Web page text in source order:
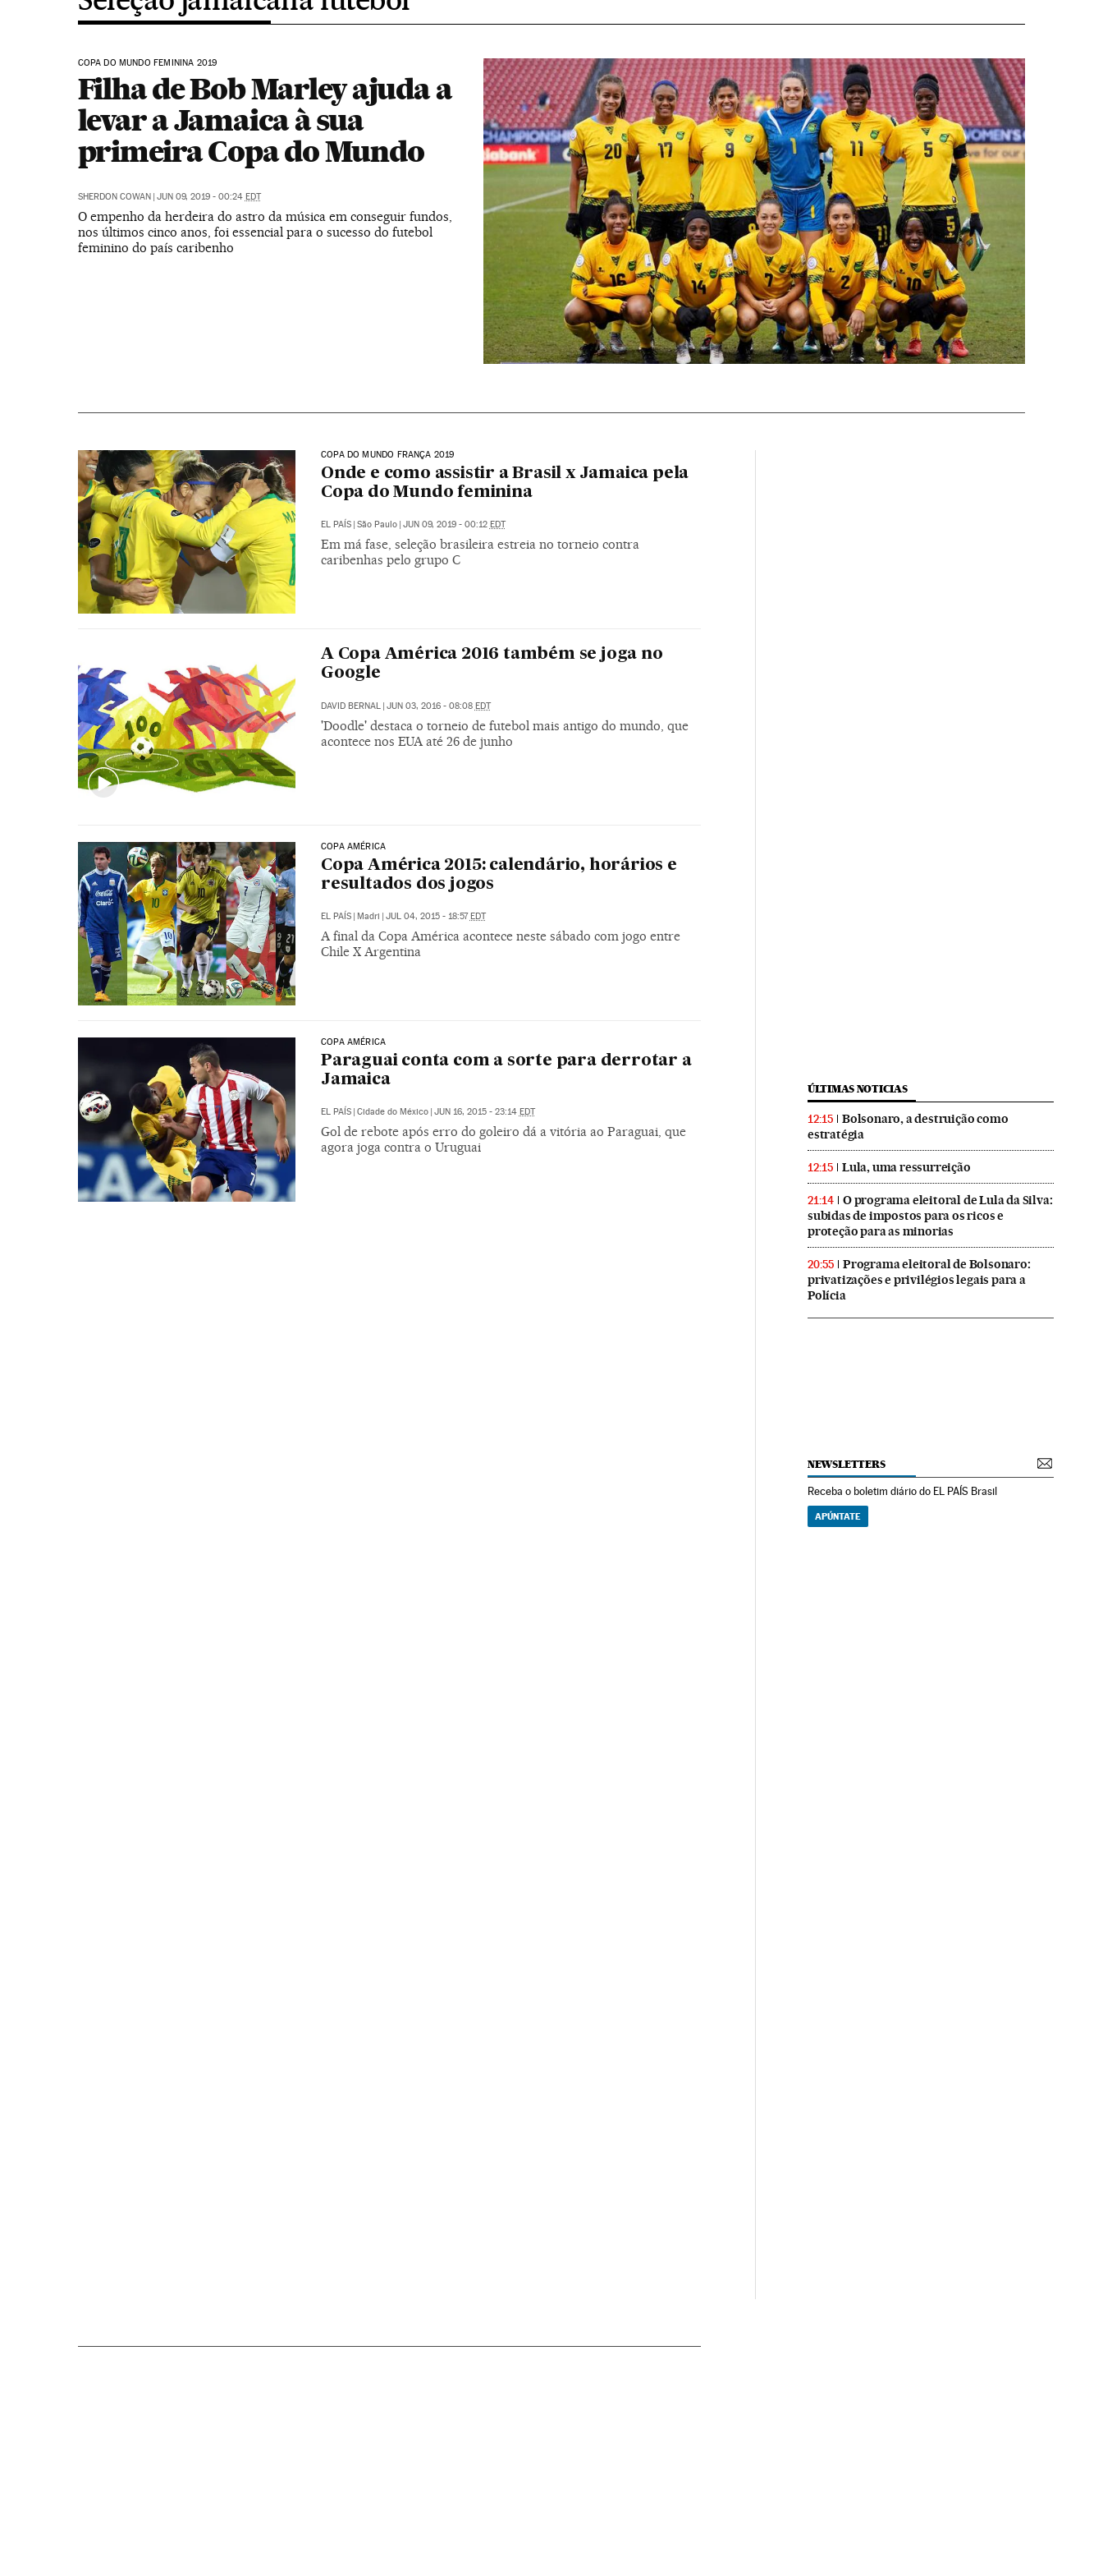
COPA DO MUNDO FEMININA 2019
Filha de Bob Marley ajuda a
levar a Jamaica à sua
primeira Copa do Mundo
SHERDON COWAN | JUN 09, 2019 - 00:24 EDT
O empenho da herdeira do astro da música em conseguir fundos,
nos últimos cinco anos, foi essencial para o sucesso do futebol
feminino do país caribenho
COPA DO MUNDO FRANÇA 2019
Onde e como assistir a Brasil x Jamaica pela
Copa do Mundo feminina
EL PAÍS | São Paulo | JUN 09, 2019 - 00:12 EDT
Em má fase, seleção brasileira estreia no torneio contra
caribenhas pelo grupo C
A Copa América 2016 também se joga no
Google
DAVID BERNAL | JUN 03, 2016 - 08:08 EDT
'Doodle' destaca o torneio de futebol mais antigo do mundo, que
acontece nos EUA até 26 de junho
COPA AMÉRICA
Copa América 2015: calendário, horários e
resultados dos jogos
EL PAÍS | Madri | JUL 04, 2015 - 18:57EDT
A final da Copa América acontece neste sábado com jogo entre
Chile X Argentina
COPA AMÉRICA
Paraguai conta com a sorte para derrotar a
Jamaica
EL PAÍS | Cidade do México | JUN 16, 2015 - 23:14 EDT
Gol de rebote após erro do goleiro dá a vitória ao Paraguai, que
agora joga contra o Uruguai
ÚLTIMAS NOTICIAS
12:15
Bolsonaro, a destruição como
estratégia
12:15 Lula, uma ressurreição
21:14
O programa eleitoral de Lula da Silva:
subidas de impostos para os ricos e
proteção para as minorias
20:55
Programa eleitoral de Bolsonaro:
privatizações e privilégios legais para a
Polícia
NEWSLETTERS
Receba o boletim diário do EL PAÍS Brasil
APÚNTATE